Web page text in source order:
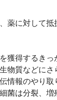
薬に対して
獲得するきっ
物質などに
情報のやり
菌は分裂、